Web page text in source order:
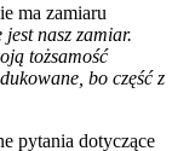
ma zamiaru
jest nasz zamiar.
tożsamość
bo część z
pytania dotyczące